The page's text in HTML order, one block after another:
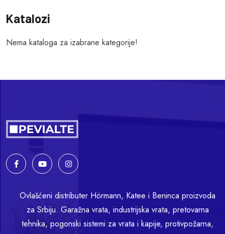
Katalozi
Nema kataloga za izabrane kategorije!
Ovlašćeni distributer Hörmann, Katee i Beninca proizvoda
za Srbiju. Garažna vrata, industrijska vrata, pretovarna
tehnika, pogonski sistemi za vrata i kapije, protivpožarna,